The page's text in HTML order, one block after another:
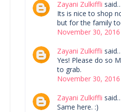
Zayani Zulkiffli
Its is nice to shop
but for the family
November 30,
Zayani Zulkiffli
Yes! Please do so
to grab.
November 30,
Zayani Zulkiffli
Same here. :)